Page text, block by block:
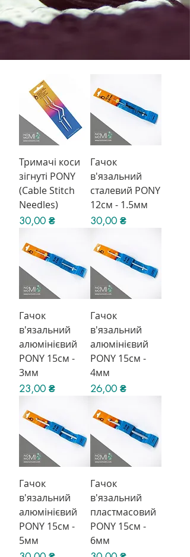
Тримачі коси
зігнуті PONY
(Cable Stitch
Needles)
Ціна
30,00 ₴
Гачок
в'язальний
сталевий PONY
12см - 1.5мм
Ціна
30,00 ₴
Гачок
в'язальний
алюмінієвий
PONY 15см -
3мм
Ціна
23,00 ₴
Гачок
в'язальний
алюмінієвий
PONY 15см -
4мм
Ціна
26,00 ₴
Гачок
в'язальний
алюмінієвий
PONY 15см -
5мм
Гачок
в'язальний
пластмасовий
PONY 15см -
6мм